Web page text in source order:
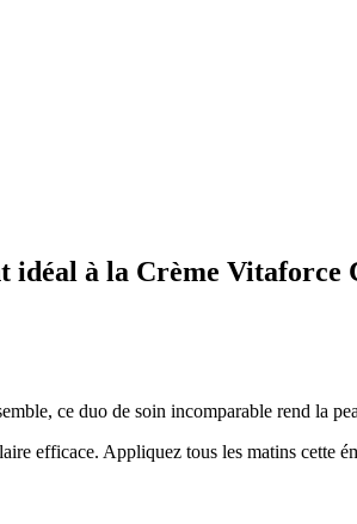
idéal à la Crème Vitaforce
ce duo de soin incomparable rend la
efficace. Appliquez tous les matins cette